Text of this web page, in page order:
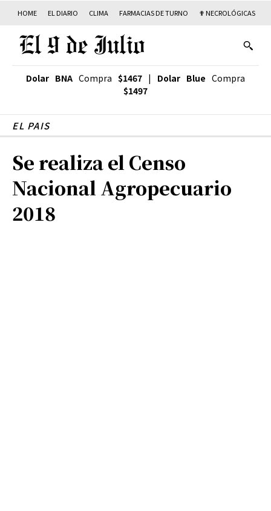
HOME EL DIARIO CLIMA FARMACIAS DE TURNO ✟ NECROLÓGICAS
Dolar BNA Compra $1467 | Dolar Blue Compra
$1497
EL PAIS
Se realiza el Censo
Nacional Agropecuario
2018